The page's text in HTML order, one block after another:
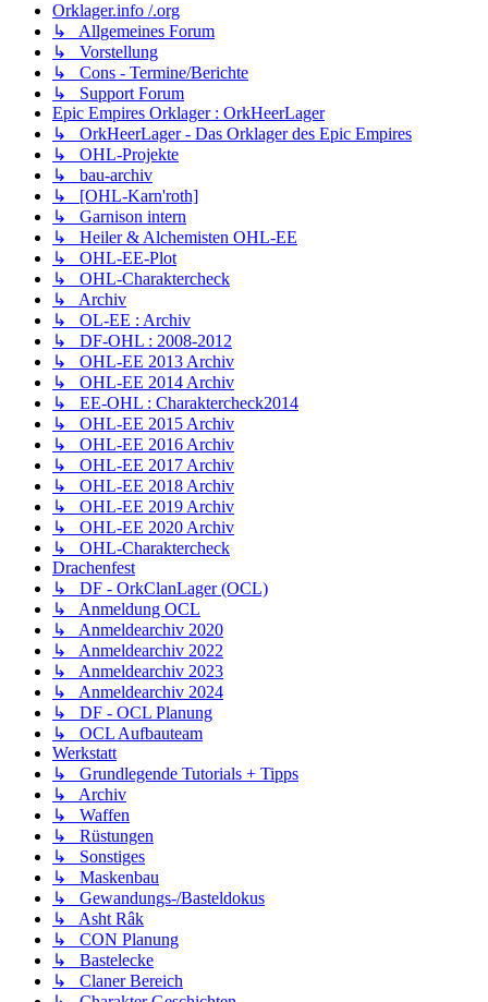
Orklager.info /.org
↳ Allgemeines Forum
↳ Vorstellung
↳ Cons - Termine/Berichte
↳ Support Forum
Epic Empires Orklager : OrkHeerLager
↳ OrkHeerLager - Das Orklager des Epic Empires
↳ OHL-Projekte
↳ bau-archiv
↳ [OHL-Karn'roth]
↳ Garnison intern
↳ Heiler & Alchemisten OHL-EE
↳ OHL-EE-Plot
↳ OHL-Charaktercheck
↳ Archiv
↳ OL-EE : Archiv
↳ DF-OHL : 2008-2012
↳ OHL-EE 2013 Archiv
↳ OHL-EE 2014 Archiv
↳ EE-OHL : Charaktercheck2014
↳ OHL-EE 2015 Archiv
↳ OHL-EE 2016 Archiv
↳ OHL-EE 2017 Archiv
↳ OHL-EE 2018 Archiv
↳ OHL-EE 2019 Archiv
↳ OHL-EE 2020 Archiv
↳ OHL-Charaktercheck
Drachenfest
↳ DF - OrkClanLager (OCL)
↳ Anmeldung OCL
↳ Anmeldearchiv 2020
↳ Anmeldearchiv 2022
↳ Anmeldearchiv 2023
↳ Anmeldearchiv 2024
↳ DF - OCL Planung
↳ OCL Aufbauteam
Werkstatt
↳ Grundlegende Tutorials + Tipps
↳ Archiv
↳ Waffen
↳ Rüstungen
↳ Sonstiges
↳ Maskenbau
↳ Gewandungs-/Basteldokus
↳ Asht Râk
↳ CON Planung
↳ Bastelecke
↳ Claner Bereich